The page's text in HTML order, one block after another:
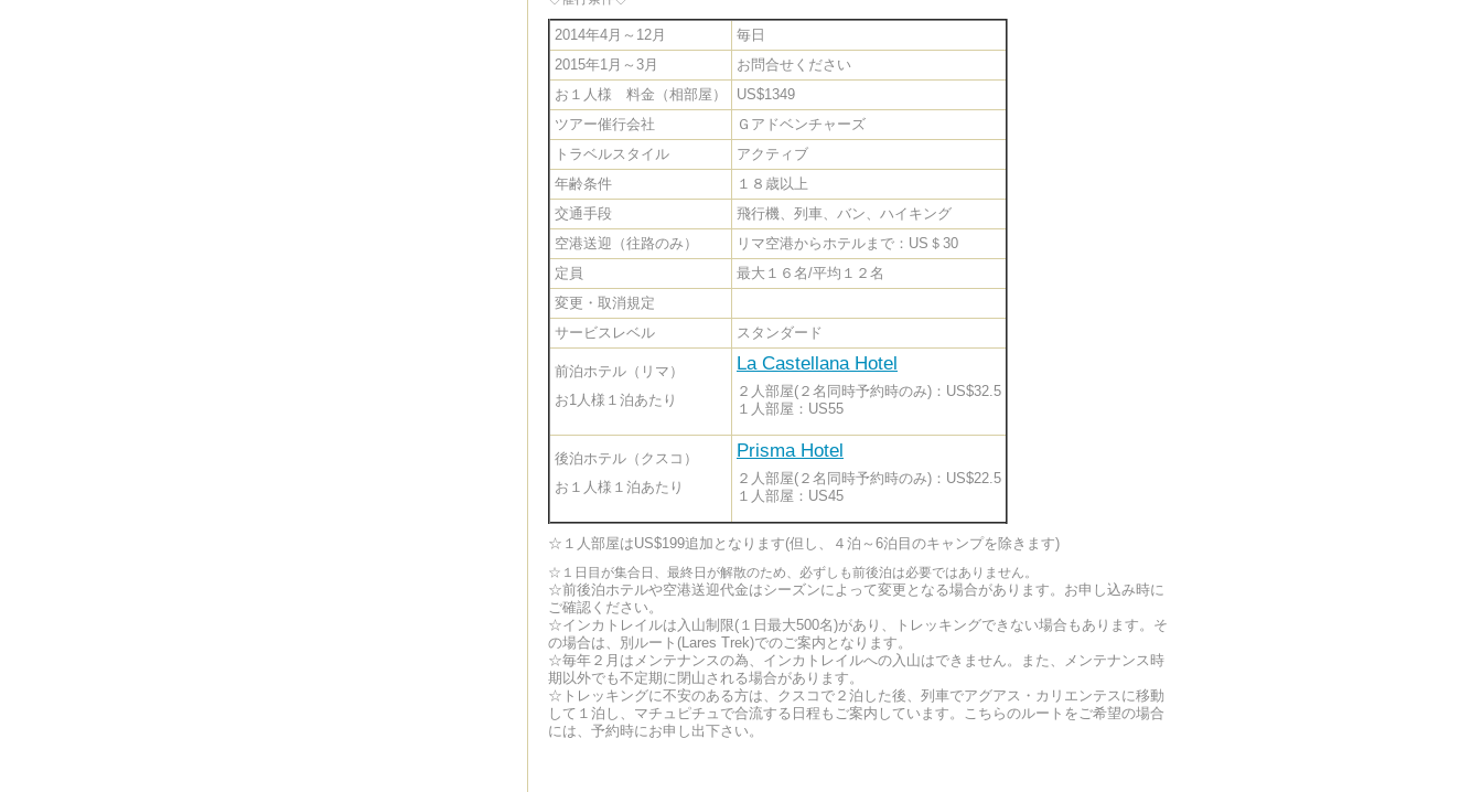
2014年4月～12月
毎日
2015年1月～3月
お問合せください
お１人様 料金（相部屋）
US$1349
ツアー催行会社
Ｇアドベンチャーズ
トラベルスタイル
アクティブ
年齢条件
１８歳以上
交通手段
飛行機、列車、バン、ハイキング
空港送迎（往路のみ）
リマ空港からホテルまで：US＄30
定員
最大１６名/平均１２名
変更・取消規定
サービスレベル
スタンダード
前泊ホテル（リマ）
お1人様１泊あたり
La Castellana Hotel
２人部屋(２名同時予約時のみ)：US$32.5
１人部屋：US55
後泊ホテル（クスコ）
お１人様１泊あたり
Prisma Hotel
２人部屋(２名同時予約時のみ)：US$22.5
１人部屋：US45
☆１人部屋はUS$199追加となります(但し、４泊～6泊目のキャンプを除きます)
☆１日目が集合日、最終日が解散のため、必ずしも前後泊は必要ではありません。
☆前後泊ホテルや空港送迎代金はシーズンによって変更となる場合があります。お申し込み時に
ご確認ください。
☆インカトレイルは入山制限(１日最大500名)があり、トレッキングできない場合もあります。そ
の場合は、別ルート(Lares Trek)でのご案内となります。
☆毎年２月はメンテナンスの為、インカトレイルへの入山はできません。また、メンテナンス時
期以外でも不定期に閉山される場合があります。
☆トレッキングに不安のある方は、クスコで２泊した後、列車でアグアス・カリエンテスに移動
して１泊し、マチュピチュで合流する日程もご案内しています。こちらのルートをご希望の場合
には、予約時にお申し出下さい。